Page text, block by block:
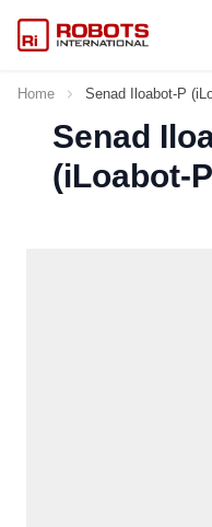
Home Senad Iloabot-P
Senad
(iLoabot-